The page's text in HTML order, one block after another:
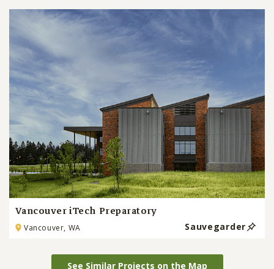
Vancouver iTech Preparatory
Vancouver, WA Sauvegarder
See Similar Projects on the Map